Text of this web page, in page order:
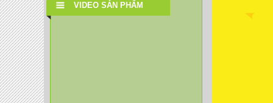
VIDEO SẢN PHẨM